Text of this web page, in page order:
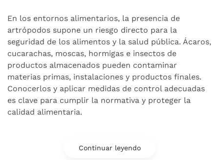
En los entornos alimentarios, la presencia de
artrópodos supone un riesgo directo para la
seguridad de los alimentos y la salud pública. Ácaros,
cucarachas, moscas, hormigas e insectos de
productos almacenados pueden contaminar
materias primas, instalaciones y productos finales.
Conocerlos y aplicar medidas de control adecuadas
es clave para cumplir la normativa y proteger la
calidad alimentaria.
Continuar leyendo